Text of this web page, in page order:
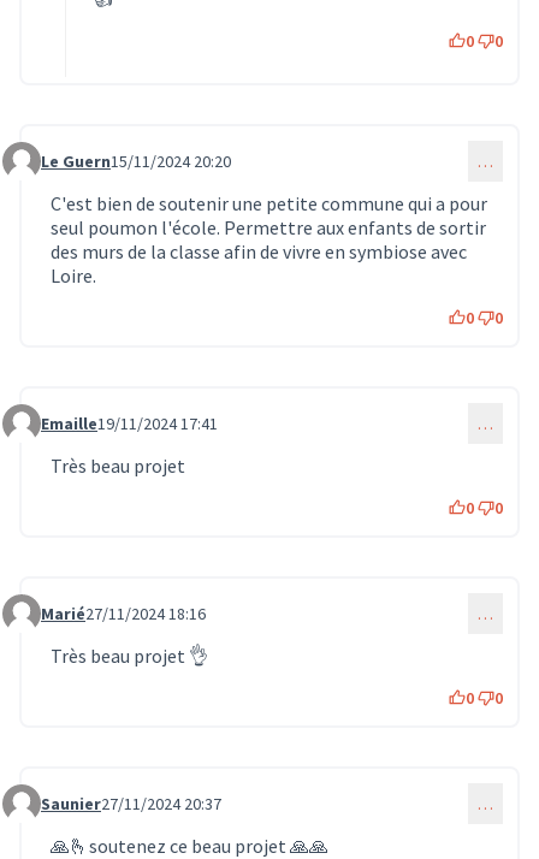
0 0
Commentaire 1208
Le Guern15/11/2024 20:20 …
C'est bien de soutenir une petite commune qui a pour
seul poumon l'école. Permettre aux enfants de sortir
des murs de la classe afin de vivre en symbiose avec
Loire.
0 0
Commentaire 1254
Emaille19/11/2024 17:41 …
Très beau projet
0 0
Commentaire 1418
Marié27/11/2024 18:16 …
Très beau projet 👌
0 0
Commentaire 1421
Saunier27/11/2024 20:37 …
🙏🫰soutenez ce beau projet 🙏🙏